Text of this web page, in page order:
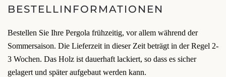
BESTELLINFORMATIONEN
Bestellen Sie Ihre Pergola frühzeitig, vor allem während der
Sommersaison. Die Lieferzeit in dieser Zeit beträgt in der Regel 2-
3 Wochen. Das Holz ist dauerhaft lackiert, so dass es sicher
gelagert und später aufgebaut werden kann.